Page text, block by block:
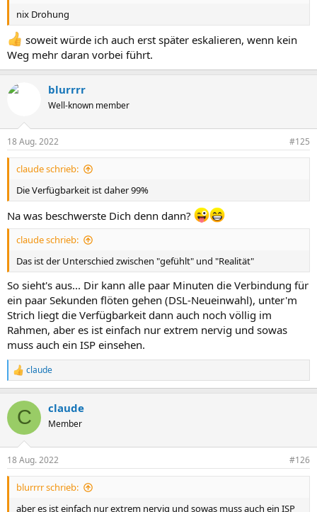
nix Drohung
soweit würde ich auch erst später eskalieren, wenn kein
Weg mehr daran vorbei führt.
blurrrr
Well-known member
18 Aug. 2022 #125
claude schrieb:
Die Verfügbarkeit ist daher 99%
Na was beschwerste Dich denn dann?
claude schrieb:
Das ist der Unterschied zwischen "gefühlt" und "Realität"
So sieht's aus... Dir kann alle paar Minuten die Verbindung für
ein paar Sekunden flöten gehen (DSL-Neueinwahl), unter'm
Strich liegt die Verfügbarkeit dann auch noch völlig im
Rahmen, aber es ist einfach nur extrem nervig und sowas
muss auch ein ISP einsehen.
R
e
k
i
e
n
claude
C claude
Member
18 Aug. 2022 #126
blurrrr schrieb:
aber es ist einfach nur extrem nervig und sowas muss auch ein ISP